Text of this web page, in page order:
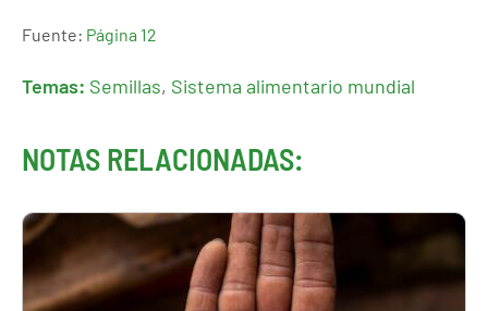
Fuente: Página 12
Temas: Semillas, Sistema alimentario mundial
NOTAS RELACIONADAS: